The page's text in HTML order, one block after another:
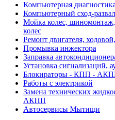
Компьютерная
Компьютерный сход-развал
Мойка колес, шиномонтаж,
колес
Ремонт двигателя,
Промывка инжектора
Заправка
Установка сигнализаций,
Блокираторы - КПП -
Работы с электрикой
Замена технических
АКПП
Автосервисы Мытищи